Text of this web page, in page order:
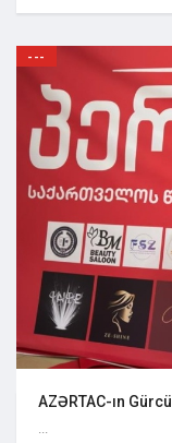
---
AZƏRTAC-ın